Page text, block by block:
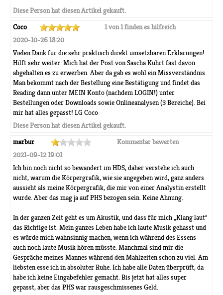
Diese Person hat diesen Artikel gekauft.
Coco
1 von 1 finden es hilfreich
2020-10-26 18:20
Vielen Dank für die sehr praktisch direkt umsetzbaren Erklärungen!
Hilft sehr weiter. Mich hat der Post von Sascha Kuhrt fast davon
abgehalten es zu erwerben. Aber da gab es wohl ein Missverständnis.
Man bekommt nach der Bestellung eine Bestätigung und findet das
Reading dann unter MEIN Konto (nachdem LOGIN!) unter
Bestellungen oder Downloads sowie Onlineanalysen (3 Bereiche). Bei
mir hat alles gepasst! LG Coco
Diese Person hat diesen Artikel gekauft.
marbur
Kommentar bewerten
2021-09-12 19:01
Ich bin noch nicht so bewandert im HDS, daher verstehe ich auch
nicht, warum die Körpergrafik, wie sie angegeben wird, ganz anders
aussieht als meine Körpergrafik, die mir von einer Analystin erstellt
wurde. Aber das mag ja auf PHS bezogen sein. Keine Ahnung.
In der ganzen Zeit geht es um Akustik, und dass für mich „Klang laut“
das Richtige ist. Mein ganzes Leben habe ich laute Musik gehasst und
es würde mich wahnsinnig machen, wenn ich während des Essens
auch noch laute Musik hören müsste. Manchmal sind mir die
Gespräche meines Mannes während den Mahlzeiten schon zu viel. Am
liebsten esse ich in absoluter Ruhe. Ich habe alle Daten überprüft, da
habe ich keine Eingabefehler gemacht. Bis jetzt hat alles super
gepasst, aber das PHS war rausgeschmissenes Geld.